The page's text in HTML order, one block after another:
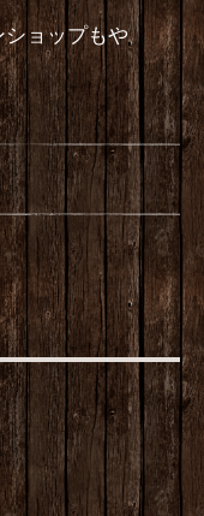
ョップもや